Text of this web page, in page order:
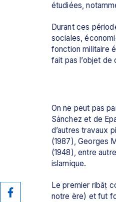
étudiées,
Durant ces
sociales,
fonction militaire
fait pas l’objet de
On ne peut pas
Sánchez et de
d’autres travaux
(1987), Georges
(1948), entre
islamique.
Le premier ribāṭ
notre ère) et fut